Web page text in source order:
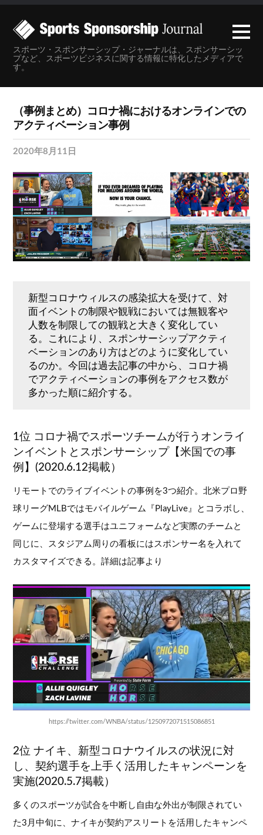
スポーツ・スポンサーシップ・ジャーナルは、スポンサーシッ
プなど、スポーツビジネスに関する情報に特化したメディアで
す。
（事例まとめ）コロナ禍におけるオンラインでの
アクティベーション事例
2020年8月11日
新型コロナウィルスの感染拡大を受けて、対
面イベントの制限や観戦においては無観客や
人数を制限しての観戦と大きく変化してい
る。これにより、スポンサーシップアクティ
ベーションのあり方はどのように変化してい
るのか。今回は過去記事の中から、コロナ禍
でアクティベーションの事例をアクセス数が
多かった順に紹介する。
1位 コロナ禍でスポーツチームが行うオンライ
ンイベントとスポンサーシップ【米国での事
例】(2020.6.12掲載）
リモートでのライブイベントの事例を3つ紹介。北米プロ野
球リーグMLBではモバイルゲーム『PlayLive』とコラボし、
ゲームに登場する選手はユニフォームなど実際のチームと
同じに、スタジアム周りの看板にはスポンサー名を入れて
カスタマイズできる。詳細は記事より
https://twitter.com/WNBA/status/1250972071515086851
2位 ナイキ、新型コロナウイルスの状況に対
し、契約選手を上手く活用したキャンペーンを
実施(2020.5.7掲載）
多くのスポーツが試合を中断し自由な外出が制限されてい
た3月中旬に、ナイキが契約アスリートを活用したキャンペ